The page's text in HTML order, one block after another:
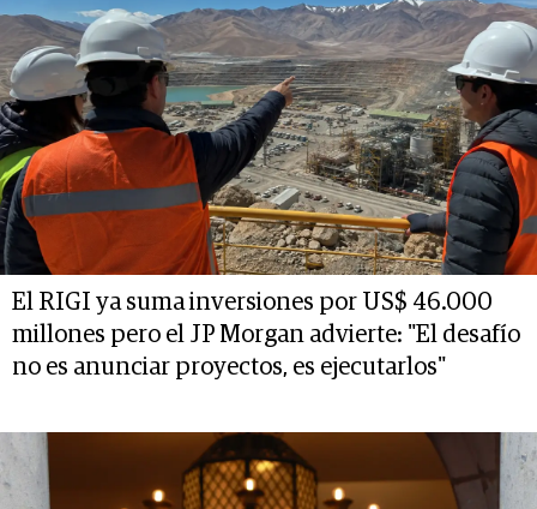
El RIGI ya suma inversiones por US$ 46.000
millones pero el JP Morgan advierte: "El desafío
no es anunciar proyectos, es ejecutarlos"